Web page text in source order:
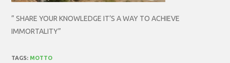
” SHARE YOUR KNOWLEDGE IT’S A WAY TO ACHIEVE
IMMORTALITY”
TAGS: MOTTO